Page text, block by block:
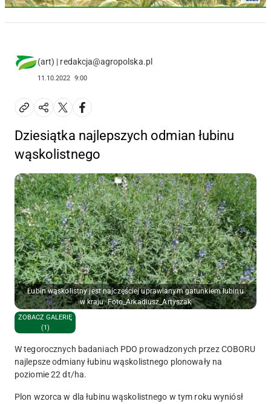
(art) | redakcja@agropolska.pl
11.10.2022 9:00
Dziesiątka najlepszych odmian łubinu
wąskolistnego
Łubin wąskolistny jest najczęściej uprawianym gatunkiem łubinu
w kraju. Foto_Arkadiusz_Artyszak
ZOBACZ GALERIĘ
(1)
W tegorocznych badaniach PDO prowadzonych przez COBORU
najlepsze odmiany łubinu wąskolistnego plonowały na
poziomie 22 dt/ha.
Plon wzorca w dla łubinu wąskolistnego w tym roku wyniósł